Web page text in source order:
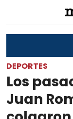
DEPORTES
Los
Juan